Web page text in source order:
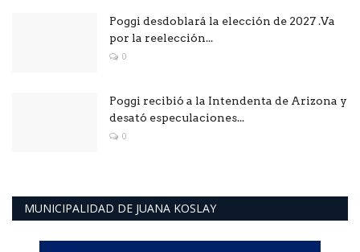
Poggi desdoblará la elección de 2027 .Va
por la reelección...
0
Poggi recibió a la Intendenta de Arizona y
desató especulaciones...
0
MUNICIPALIDAD DE JUANA KOSLAY